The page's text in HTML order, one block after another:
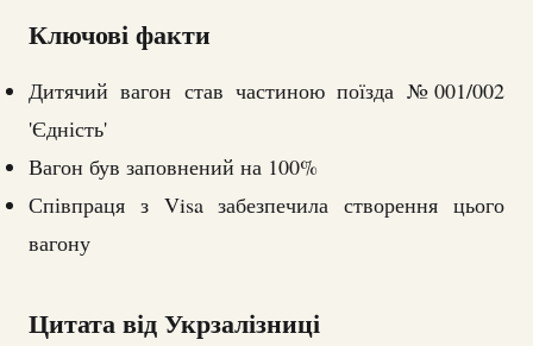
Ключові факти
Дитячий вагон став частиною поїзда №001/002
'Єдність'
Вагон був заповнений на 100%
Співпраця з Visa забезпечила створення цього
вагону
Цитата від Укрзалізниці